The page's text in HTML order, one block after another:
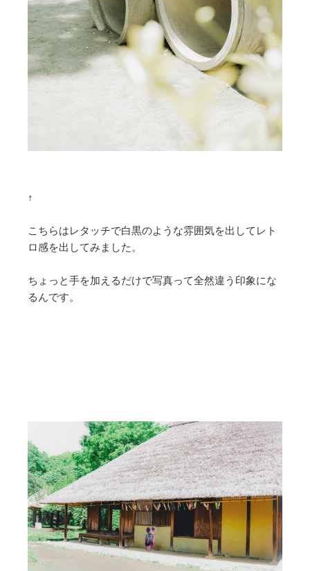
↑
こちらはレタッチで白黒のような雰囲気を出してレト
ロ感を出してみました。
ちょっと手を加えるだけで写真って全然違う印象にな
るんです。